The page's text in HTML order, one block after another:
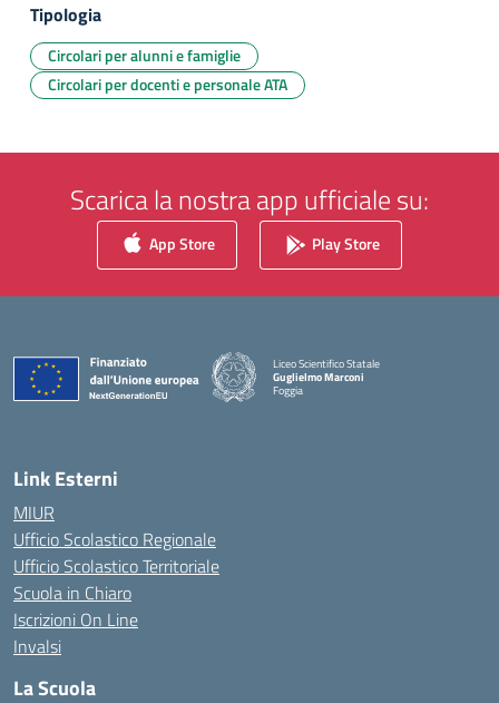
Tipologia
Circolari per alunni e famiglie
Circolari per docenti e personale ATA
Scarica la nostra app ufficiale su:
App Store Play Store
Liceo Scientifico Statale
Guglielmo Marconi
Foggia
— Visita la pagina iniziale della scuola
Link Esterni
MIUR
Ufficio Scolastico Regionale
Ufficio Scolastico Territoriale
Scuola in Chiaro
Iscrizioni On Line
Invalsi
La Scuola